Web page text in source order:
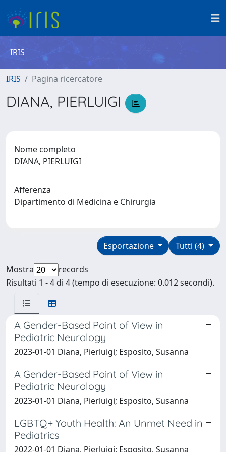
IRIS
IRIS Pagina ricercatore
DIANA, PIERLUIGI
Nome completo
DIANA, PIERLUIGI
Afferenza
Dipartimento di Medicina e Chirurgia
Tutti (4)
Esportazione
Mostra
records
Risultati 1 - 4 di 4 (tempo di esecuzione: 0.012 secondi).
A Gender-Based Point of View in
Pediatric Neurology
2023-01-01 Diana, Pierluigi; Esposito, Susanna
A Gender-Based Point of View in
Pediatric Neurology
2023-01-01 Diana, Pierluigi; Esposito, Susanna
LGBTQ+ Youth Health: An Unmet Need in
Pediatrics
2022-01-01 Diana, Pierluigi; Esposito, Susanna